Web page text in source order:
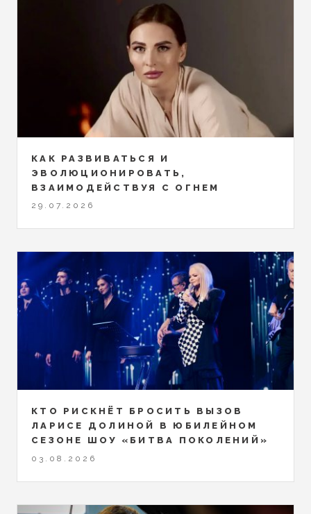
КАК РАЗВИВАТЬСЯ И
ЭВОЛЮЦИОНИРОВАТЬ,
ВЗАИМОДЕЙСТВУЯ С ОГНЕМ
29.07.2026
КТО РИСКНЁТ БРОСИТЬ ВЫЗОВ
ЛАРИСЕ ДОЛИНОЙ В ЮБИЛЕЙНОМ
СЕЗОНЕ ШОУ «БИТВА ПОКОЛЕНИЙ»
03.08.2026